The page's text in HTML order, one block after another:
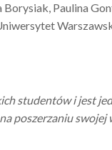
Paulina
studentów i jest
poszerzaniu